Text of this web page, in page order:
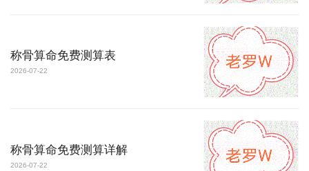
称骨算命免费测算表
2026-07-22
称骨算命免费测算详解
2026-07-22